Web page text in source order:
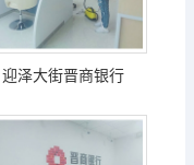
迎泽大街晋商银行